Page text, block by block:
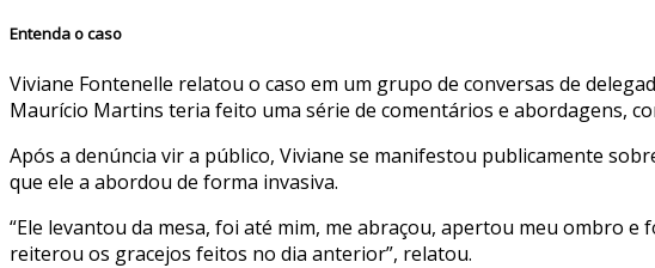
Entenda o caso
Viviane Fontenelle relatou o caso em um grupo de conversas de
Maurício Martins teria feito uma série de comentários e abordagens,
Após a denúncia vir a público, Viviane se manifestou publicamente
que ele a abordou de forma invasiva.
“Ele levantou da mesa, foi até mim, me abraçou, apertou meu ombro e
reiterou os gracejos feitos no dia anterior”, relatou.